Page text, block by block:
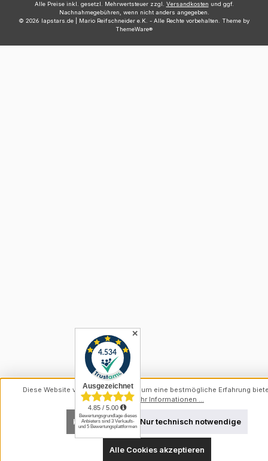
Alle Preise inkl. gesetzl. Mehrwertsteuer zzgl. Versandkosten und ggf.
Nachnahmegebühren, wenn nicht anders angegeben.
© 2026 lapstars.de | Mario Reifschneider e.K. - Alle Rechte vorbehalten. Theme by
ThemeWare®
✕
Diese Website verwendet Cookies, um eine bestmögliche Erfahrung
können.Mehr Informationen ...
Nur technisch notwendige
Konfigurieren
Alle Cookies akzeptieren